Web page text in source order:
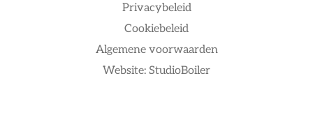
Privacybeleid
Cookiebeleid
Algemene voorwaarden
Website: StudioBoiler